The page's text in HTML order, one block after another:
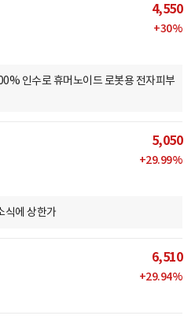
4,550
+30%
인수로 휴머노이드 로봇용 전자피부
5,050
+29.99%
식에 상한가
6,510
+29.94%